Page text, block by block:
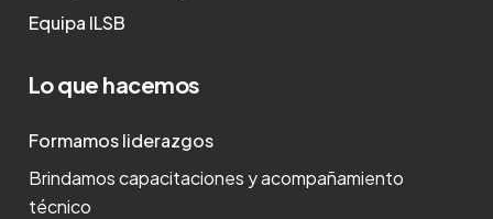
Equipa ILSB
Lo que hacemos
Formamos liderazgos
Brindamos capacitaciones y acompañamiento
técnico